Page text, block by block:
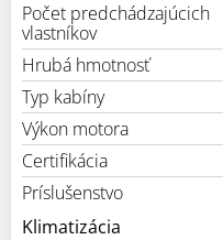
Počet predchádzajúcich
vlastníkov
Hrubá hmotnosť
Typ kabíny
Výkon motora
Certifikácia
Príslušenstvo
Klimatizácia